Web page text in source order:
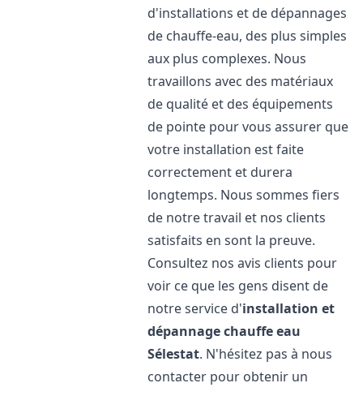
d'installations et de dépannages
de chauffe-eau, des plus simples
aux plus complexes. Nous
travaillons avec des matériaux
de qualité et des équipements
de pointe pour vous assurer que
votre installation est faite
correctement et durera
longtemps. Nous sommes fiers
de notre travail et nos clients
satisfaits en sont la preuve.
Consultez nos avis clients pour
voir ce que les gens disent de
notre service d'installation et
dépannage chauffe eau
Sélestat. N'hésitez pas à nous
contacter pour obtenir un